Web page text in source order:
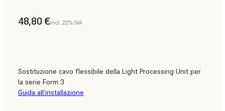
48,80 €incl. 22% IVA
Sostituzione cavo flessibile della Light Processing Unit per
la serie Form 3
Guida all'installazione